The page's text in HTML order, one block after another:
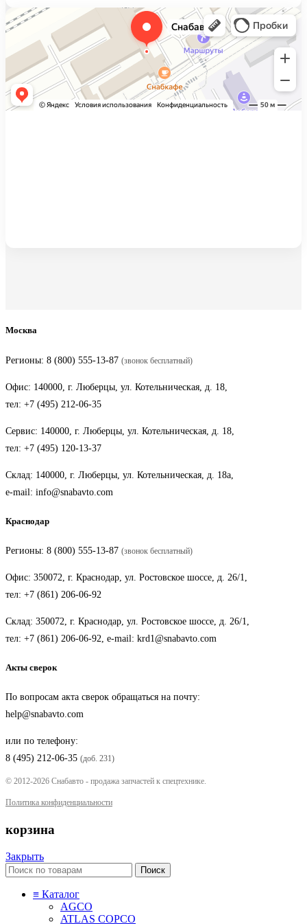
Москва
Регионы: 8 (800) 555-13-87 (звонок бесплатный)
Офис: 140000, г. Люберцы, ул. Котельническая, д. 18,
тел: +7 (495) 212-06-35
Сервис: 140000, г. Люберцы, ул. Котельническая, д. 18,
тел: +7 (495) 120-13-37
Склад: 140000, г. Люберцы, ул. Котельническая, д. 18а,
e-mail: info@snabavto.com
Краснодар
Регионы: 8 (800) 555-13-87 (звонок бесплатный)
Офис: 350072, г. Краснодар, ул. Ростовское шоссе, д. 26/1,
тел: +7 (861) 206-06-92
Склад: 350072, г. Краснодар, ул. Ростовское шоссе, д. 26/1,
тел: +7 (861) 206-06-92, e-mail: krd1@snabavto.com
Акты сверок
По вопросам акта сверок обращаться на почту:
help@snabavto.com
или по телефону:
8 (495) 212-06-35 (доб. 231)
© 2012-2026 Снабавто - продажа запчастей к спецтехнике.
Политика конфиденциальности
корзина
Закрыть
Поиск
≡ Каталог
AGCO
ATLAS COPCO